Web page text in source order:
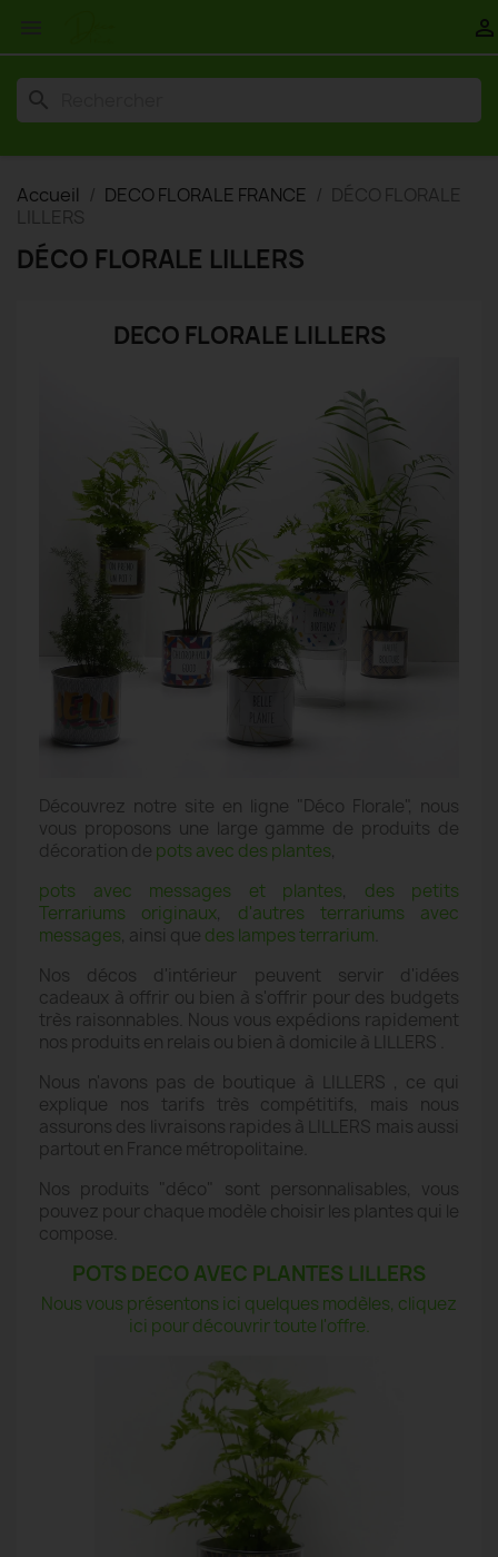

search
Accueil DECO FLORALE FRANCE
DÉCO FLORALE
LILLERS
DÉCO FLORALE LILLERS
DECO FLORALE LILLERS
Découvrez notre site en ligne "Déco Florale", nous
vous proposons une large gamme de produits de
décoration de pots avec des plantes,
pots avec messages et plantes, des petits
Terrariums originaux, d'autres terrariums avec
messages, ainsi que des lampes terrarium
Nos décos d'intérieur peuvent servir d'idées
cadeaux à offrir ou bien à s'offrir pour des budgets
très raisonnables. Nous vous expédions rapidement
nos produits en relais ou bien à domicile à LILLERS .
Nous n'avons pas de boutique à LILLERS , ce qui
explique nos tarifs très compétitifs, mais nous
assurons des livraisons rapides à LILLERS mais aussi
partout en France métropolitaine.
Nos produits "déco" sont personnalisables, vous
pouvez pour chaque modèle choisir les plantes qui le
compose.
POTS DECO AVEC PLANTES LILLERS
Nous vous présentons ici quelques modèles, cliquez
ici pour découvrir toute l'offre.